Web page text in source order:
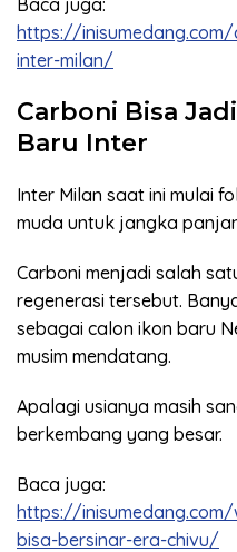
https://
inter-milan/
Carboni Bisa
Baru Inter
Inter Milan saat ini mulai
muda untuk jangka
Carboni menjadi salah
regenerasi tersebut.
sebagai calon ikon baru
musim mendatang.
Apalagi usianya masih
berkembang yang besar.
Baca juga:
https://
bisa-bersinar-era-chivu/